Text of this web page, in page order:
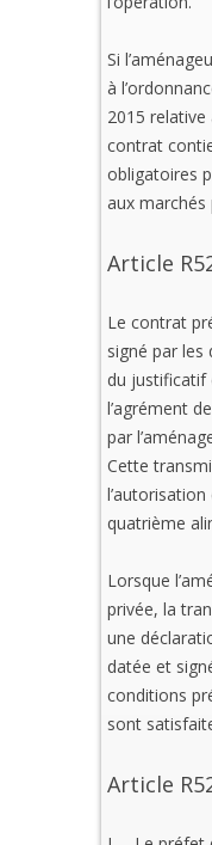
Si
à
2015 relative
contrat
obligatoires
aux marchés
Article
Le contrat
signé par les
du justificatif
l’agrément
par
Cette
quatrième
Lorsque
privée, la
une
datée et
conditions
sont
Article